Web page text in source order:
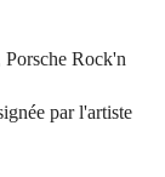
Rock'n
par l'artiste